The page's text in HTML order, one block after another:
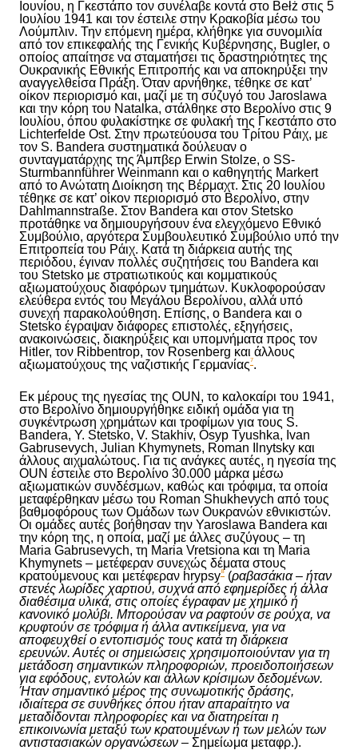
Ιουνίου, η Γκεστάπο τον συνέλαβε κοντά στο Bełż στις 5
Ιουλίου 1941 και τον έστειλε στην Κρακοβία μέσω του
Λούμπλιν. Την επόμενη ημέρα, κλήθηκε για συνομιλία
από τον επικεφαλής της Γενικής Κυβέρνησης, Bugler, ο
οποίος απαίτησε να σταματήσει τις δραστηριότητες της
Ουκρανικής Εθνικής Επιτροπής και να αποκηρύξει την
αναγγελθείσα Πράξη. Όταν αρνήθηκε, τέθηκε σε κατ’
οίκον περιορισμό και, μαζί με τη σύζυγό του Jaroslawa
και την κόρη του Natalka, στάλθηκε στο Βερολίνο στις 9
Ιουλίου, όπου φυλακίστηκε σε φυλακή της Γκεστάπο στο
Lichterfelde Ost. Στην πρωτεύουσα του Τρίτου Ράιχ, με
τον S. Bandera συστηματικά δούλευαν ο
συνταγματάρχης της Άμπβερ Erwin Stolze, ο SS-
Sturmbannführer Weinmann και ο καθηγητής Markert
από το Ανώτατη Διοίκηση της Βέρμαχτ. Στις 20 Ιουλίου
τέθηκε σε κατ’ οίκον περιορισμό στο Βερολίνο, στην
Dahlmannstraße. Στον Bandera και στον Stetsko
προτάθηκε να δημιουργήσουν ένα ελεγχόμενο Εθνικό
Συμβούλιο, αργότερα Συμβουλευτικό Συμβούλιο υπό την
Επιτροπεία του Ράιχ. Κατά τη διάρκεια αυτής της
περιόδου, έγιναν πολλές συζητήσεις του Bandera και
του Stetsko με στρατιωτικούς και κομματικούς
αξιωματούχους διαφόρων τμημάτων. Κυκλοφορούσαν
ελεύθερα εντός του Μεγάλου Βερολίνου, αλλά υπό
συνεχή παρακολούθηση. Επίσης, ο Bandera και ο
Stetsko έγραψαν διάφορες επιστολές, εξηγήσεις,
ανακοινώσεις, διακηρύξεις και υπομνήματα προς τον
Hitler, τον Ribbentrop, τον Rosenberg και άλλους
αξιωματούχους της ναζιστικής Γερμανίας⁷.
Εκ μέρους της ηγεσίας της OUN, το καλοκαίρι του 1941,
στο Βερολίνο δημιουργήθηκε ειδική ομάδα για τη
συγκέντρωση χρημάτων και τροφίμων για τους S.
Bandera, Y. Stetsko, V. Stakhiv, Osyp Tyushka, Ivan
Gabrusevych, Julian Khymynets, Roman Ilnytsky και
άλλους αιχμαλώτους. Για τις ανάγκες αυτές, η ηγεσία της
OUN έστειλε στο Βερολίνο 30.000 μάρκα μέσω
αξιωματικών συνδέσμων, καθώς και τρόφιμα, τα οποία
μεταφέρθηκαν μέσω του Roman Shukhevych από τους
βαθμοφόρους των Ομάδων των Ουκρανών εθνικιστών.
Οι ομάδες αυτές βοήθησαν την Yaroslawa Bandera και
την κόρη της, η οποία, μαζί με άλλες συζύγους – τη
Maria Gabrusevych, τη Maria Vretsiona και τη Maria
Khymynets – μετέφεραν συνεχώς δέματα στους
κρατούμενους και μετέφεραν hrypsy⁸ (ραβασάκια – ήταν
στενές λωρίδες χαρτιού, συχνά από εφημερίδες ή άλλα
διαθέσιμα υλικά, στις οποίες έγραφαν με χημικό ή
κανονικό μολύβι. Μπορούσαν να ραφτούν σε ρούχα, να
κρυφτούν σε τρόφιμα ή άλλα αντικείμενα, για να
αποφευχθεί ο εντοπισμός τους κατά τη διάρκεια
ερευνών. Αυτές οι σημειώσεις χρησιμοποιούνταν για τη
μετάδοση σημαντικών πληροφοριών, προειδοποιήσεων
για εφόδους, εντολών και άλλων κρίσιμων δεδομένων.
Ήταν σημαντικό μέρος της συνωμοτικής δράσης,
ιδιαίτερα σε συνθήκες όπου ήταν απαραίτητο να
μεταδίδονται πληροφορίες και να διατηρείται η
επικοινωνία μεταξύ των κρατουμένων ή των μελών των
αντιστασιακών οργανώσεων – Σημείωμα μεταφρ.).